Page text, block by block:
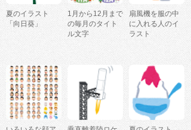
夏のイラスト
「向日葵」
1月から12月まで
の毎月のタイト
ル文字
扇風機を服の中
に入れる人のイ
ラスト